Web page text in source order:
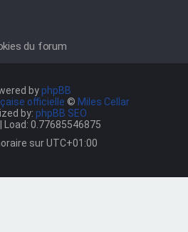
du forum
byphpBB
officielle © Miles Cellar
by: phpBB SEO
Load: 0.77685546875
surUTC+01:00